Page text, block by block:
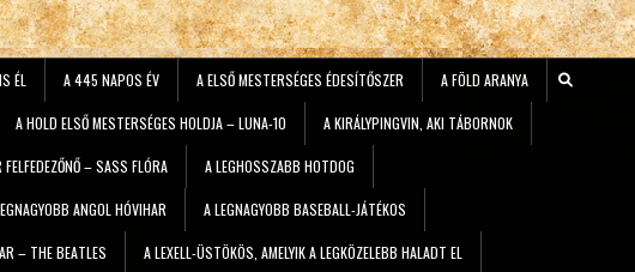
ÉL A 445 NAPOS ÉV A ELSŐ MESTERSÉGES ÉDESÍTŐSZER A FÖLD ARANYA
A HOLD ELSŐ MESTERSÉGES HOLDJA – LUNA-10 A KIRÁLYPINGVIN, AKI TÁBORNOK
– SASS FLÓRA A LEGHOSSZABB HOTDOG
ANGOL HÓVIHAR A LEGNAGYOBB BASEBALL-JÁTÉKOS
– THE BEATLES A LEXELL-ÜSTÖKÖS, AMELYIK A LEGKÖZELEBB HALADT EL